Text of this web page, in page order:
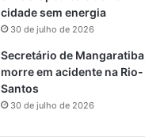
cidade sem energia
30 de julho de 2026
Secretário de Mangaratiba
morre em acidente na Rio-
Santos
30 de julho de 2026